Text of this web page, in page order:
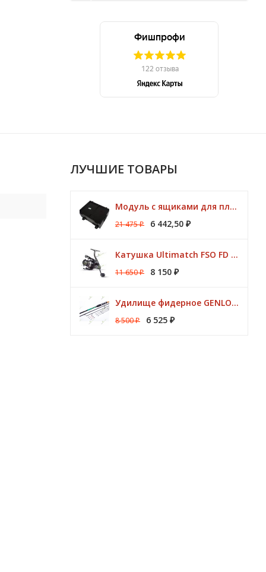
ЛУЧШИЕ ТОВАРЫ
Модуль с ящиками для платформ Preston ONBOX
21 475₽ 6 442,50 ₽
Катушка Ultimatch FSO FD 835 8 подшипников 5,1:1 Browning
11 650₽ 8 150 ₽
Удилище фидерное GENLOG HONESTY HEAVY 3,80 м. до 140 гр.
8 500₽ 6 525 ₽